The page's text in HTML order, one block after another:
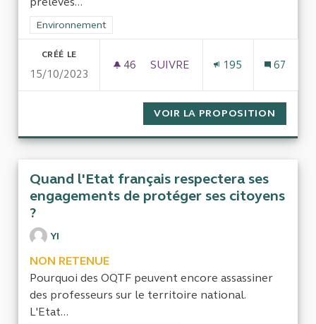
Filtrer les résultats de la catégorie : Environnement
Environnement
CRÉÉ LE
15/10/2023
46 46 ABONNÉS
SUIVRE
195 67
VOIR LA PROPOSITION
Quand l'Etat français respectera ses
engagements de protéger ses citoyens
?
YI
NON RETENUE
Pourquoi des OQTF peuvent encore assassiner
des professeurs sur le territoire national.
L'Etat...